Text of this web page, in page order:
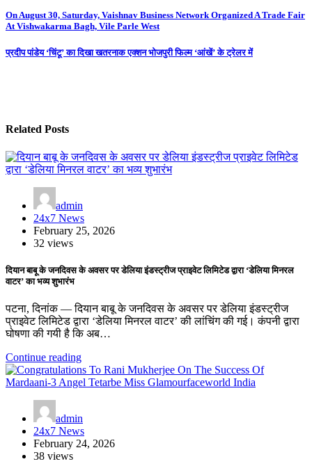
Post
navigation
On August 30, Saturday, Vaishnav Business Network Organized A Trade Fair
At Vishwakarma Bagh, Vile Parle West
प्रदीप पांडेय ‘चिंटू’ का दिखा खतरनाक एक्शन भोजपुरी फिल्म ‘आंखें’ के ट्रेलर में
Related Posts
admin
24x7 News
February 25, 2026
32 views
दियान बाबू के जनदिवस के अवसर पर डेलिया इंडस्ट्रीज प्राइवेट लिमिटेड द्वारा ‘डेलिया मिनरल
वाटर’ का भव्य शुभारंभ
पटना, दिनांक — दियान बाबू के जनदिवस के अवसर पर डेलिया इंडस्ट्रीज
प्राइवेट लिमिटेड द्वारा ‘डेलिया मिनरल वाटर’ की लांचिंग की गई। कंपनी द्वारा
घोषणा की गयी है कि अब…
Continue reading
admin
24x7 News
February 24, 2026
38 views